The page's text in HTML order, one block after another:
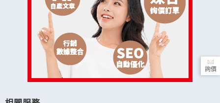
詢價